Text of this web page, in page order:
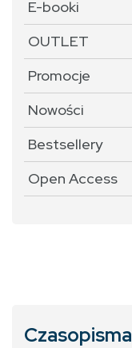
E-booki
OUTLET
Promocje
Nowości
Bestsellery
Open Access
Czasopisma